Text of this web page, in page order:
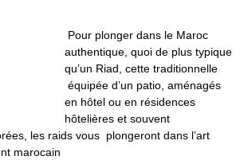
Pour plonger dans le Maroc
authentique, quoi de plus typique
qu’un Riad, cette traditionnelle
équipée d’un patio, aménagés
en hôtel ou en résidences
hôtelières et souvent
les raids vous plongeront dans l’art
marocain